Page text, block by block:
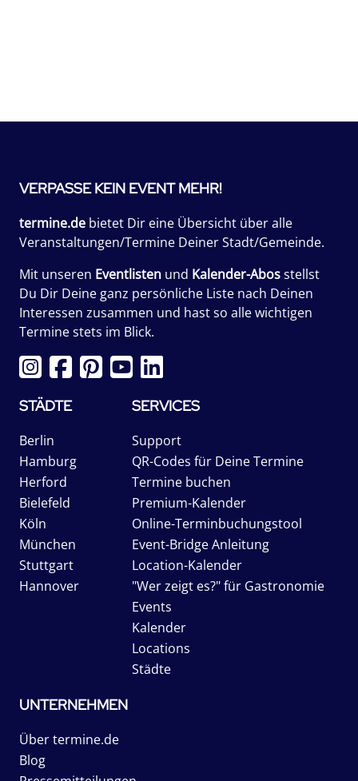
VERPASSE KEIN EVENT MEHR!
termine.de bietet Dir eine Übersicht über alle
Veranstaltungen/Termine Deiner Stadt/Gemeinde.
Mit unseren Eventlisten und Kalender-Abosstellst
Du Dir Deine ganz persönliche Liste nach Deinen
Interessen zusammen und hast so alle wichtigen
Termine stets im Blick.
STÄDTE
Berlin
Hamburg
Herford
Bielefeld
Köln
München
Stuttgart
Hannover
SERVICES
Support
QR-Codes für Deine Termine
Termine buchen
Premium-Kalender
Online-Terminbuchungstool
Event-Bridge Anleitung
Location-Kalender
"Wer zeigt es?" für Gastronomie
Events
Kalender
Locations
Städte
UNTERNEHMEN
Über termine.de
Blog